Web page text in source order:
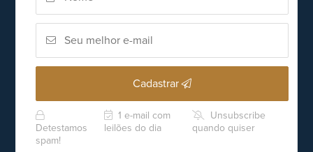
Cadastrar
Detestamos
spam!
1 e-mail com
leilões do dia
Unsubscribe
quando quiser